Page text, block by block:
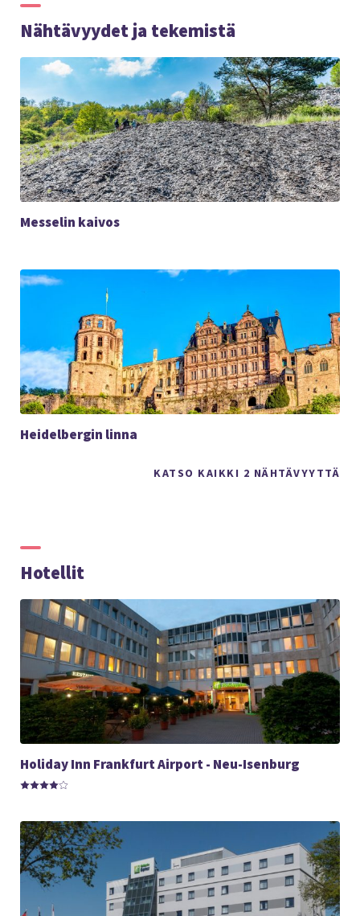
Nähtävyydet ja tekemistä
KATSO KAIKKI 2 NÄHTÄVYYTTÄ
Messelin kaivos
Heidelbergin linna
Hotellit
Holiday Inn Frankfurt Airport - Neu-Isenburg